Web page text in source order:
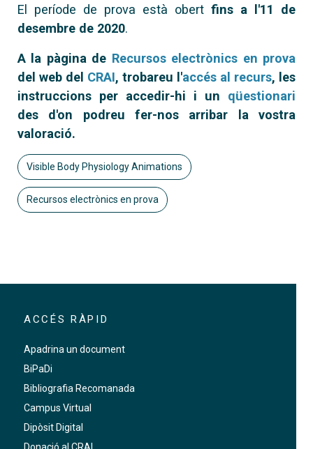
El període de prova està obert fins a l'11 de
desembre de 2020.
A la pàgina de Recursos electrònics en prova
del web del CRAI, trobareu l'accés al recurs, les
instruccions per accedir-hi i un qüestionari
des d'on podreu fer-nos arribar la vostra
valoració.
Visible Body Physiology Animations
Recursos electrònics en prova
ACCÉS RÀPID
Apadrina un document
BiPaDi
Bibliografia Recomanada
Campus Virtual
Dipòsit Digital